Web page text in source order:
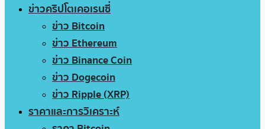
ข่าวคริปโตเคอเรนซี่
ข่าว Bitcoin
ข่าว Ethereum
ข่าว Binance Coin
ข่าว Dogecoin
ข่าว Ripple (XRP)
ราคาและการวิเคราะห์